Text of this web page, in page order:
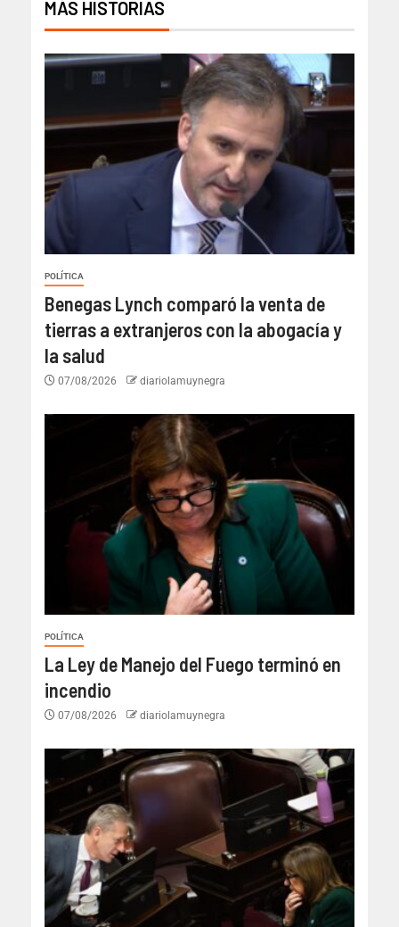
MÁS HISTORIAS
POLÍTICA
Benegas Lynch comparó la venta de
tierras a extranjeros con la abogacía y
la salud
07/08/2026 diariolamuynegra
POLÍTICA
La Ley de Manejo del Fuego terminó en
incendio
07/08/2026 diariolamuynegra